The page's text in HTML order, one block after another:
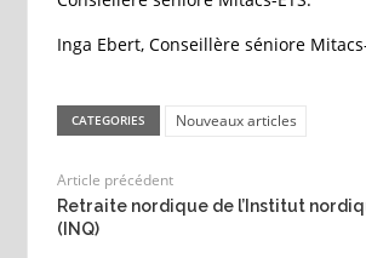
Inga Ebert, Conseillère séniore
CATEGORIES Nouveaux articles
Article précédent
Retraite nordique de l’Institut
(INQ)